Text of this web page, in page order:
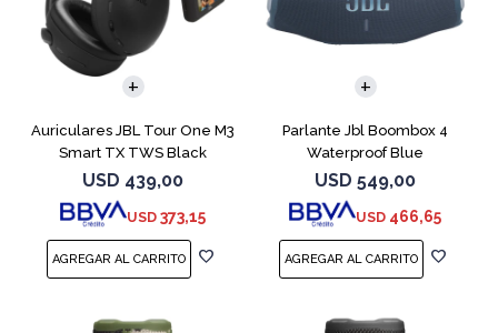
Auriculares JBL Tour One M3
Smart TX TWS Black
USD 439,00
USD 373,15
Parlante Jbl Boombox 4
Waterproof Blue
USD 549,00
USD 466,65